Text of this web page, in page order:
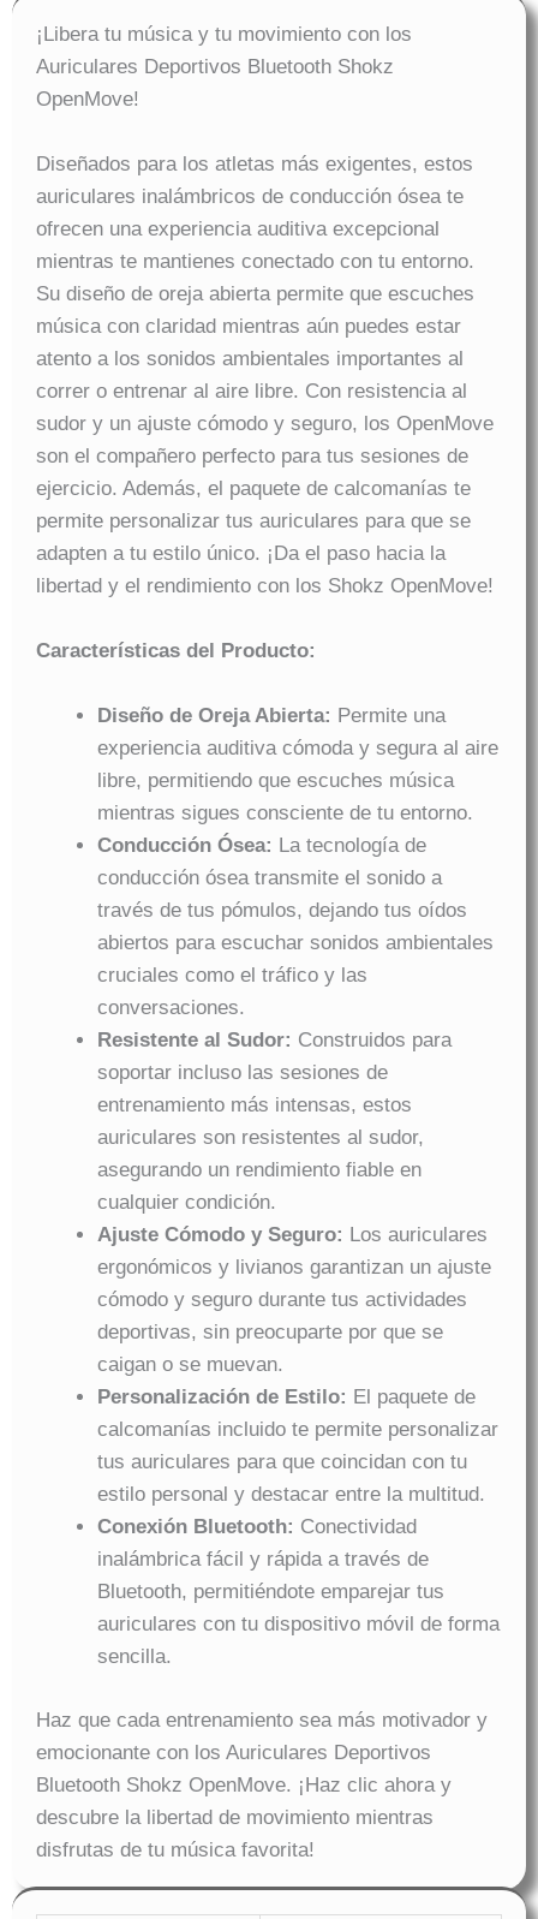
¡Libera tu música y tu movimiento con los
Auriculares Deportivos Bluetooth Shokz
OpenMove!
Diseñados para los atletas más exigentes, estos
auriculares inalámbricos de conducción ósea te
ofrecen una experiencia auditiva excepcional
mientras te mantienes conectado con tu entorno.
Su diseño de oreja abierta permite que escuches
música con claridad mientras aún puedes estar
atento a los sonidos ambientales importantes al
correr o entrenar al aire libre. Con resistencia al
sudor y un ajuste cómodo y seguro, los OpenMove
son el compañero perfecto para tus sesiones de
ejercicio. Además, el paquete de calcomanías te
permite personalizar tus auriculares para que se
adapten a tu estilo único. ¡Da el paso hacia la
libertad y el rendimiento con los Shokz OpenMove!
Características del Producto:
Diseño de Oreja Abierta: Permite una
experiencia auditiva cómoda y segura al aire
libre, permitiendo que escuches música
mientras sigues consciente de tu entorno.
Conducción Ósea: La tecnología de
conducción ósea transmite el sonido a
través de tus pómulos, dejando tus oídos
abiertos para escuchar sonidos ambientales
cruciales como el tráfico y las
conversaciones.
Resistente al Sudor: Construidos para
soportar incluso las sesiones de
entrenamiento más intensas, estos
auriculares son resistentes al sudor,
asegurando un rendimiento fiable en
cualquier condición.
Ajuste Cómodo y Seguro: Los auriculares
ergonómicos y livianos garantizan un ajuste
cómodo y seguro durante tus actividades
deportivas, sin preocuparte por que se
caigan o se muevan.
Personalización de Estilo: El paquete de
calcomanías incluido te permite personalizar
tus auriculares para que coincidan con tu
estilo personal y destacar entre la multitud.
Conexión Bluetooth: Conectividad
inalámbrica fácil y rápida a través de
Bluetooth, permitiéndote emparejar tus
auriculares con tu dispositivo móvil de forma
sencilla.
Haz que cada entrenamiento sea más motivador y
emocionante con los Auriculares Deportivos
Bluetooth Shokz OpenMove. ¡Haz clic ahora y
descubre la libertad de movimiento mientras
disfrutas de tu música favorita!